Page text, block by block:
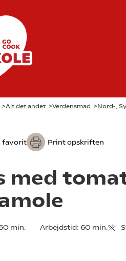
>Alt det andet >Verdensmad >Nord-,
favorit Print opskriften
med
min. Arbejdstid: 60 min.